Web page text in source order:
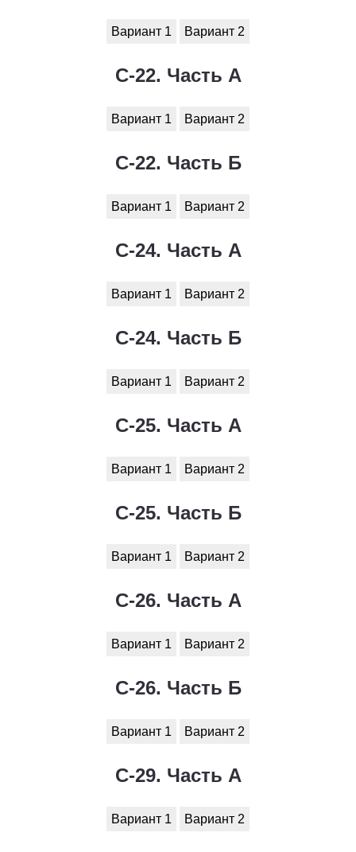
Вариант 1 Вариант 2
С-22. Часть А
Вариант 1 Вариант 2
С-22. Часть Б
Вариант 1 Вариант 2
С-24. Часть А
Вариант 1 Вариант 2
С-24. Часть Б
Вариант 1 Вариант 2
С-25. Часть А
Вариант 1 Вариант 2
С-25. Часть Б
Вариант 1 Вариант 2
С-26. Часть А
Вариант 1 Вариант 2
С-26. Часть Б
Вариант 1 Вариант 2
С-29. Часть А
Вариант 1 Вариант 2